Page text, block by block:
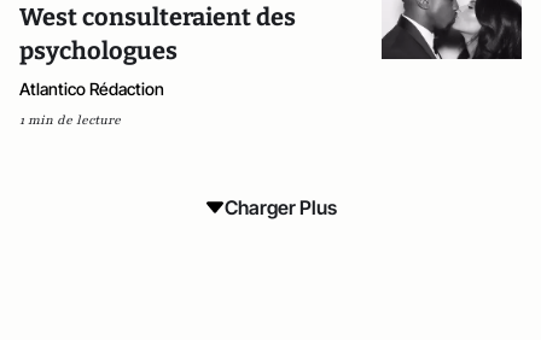
West consulteraient des
psychologues
Atlantico Rédaction
1 min de lecture
Charger Plus